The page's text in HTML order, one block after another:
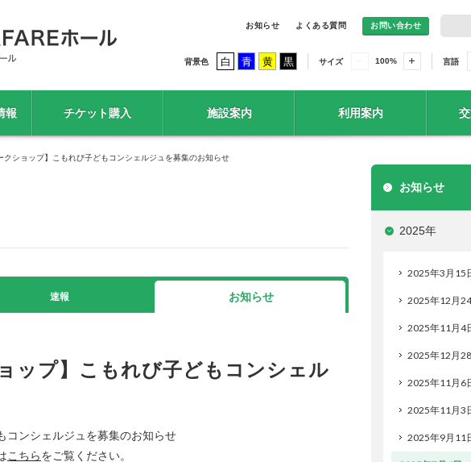
お知らせ よくある質問 お問い合わせ
背景色 白 青 黄 黒 サイズ 100% 言語
報 チケット購入 施設案内 利用案内
クショップ】こもれび子どもコンシェルジュを募集のお知らせ
速報 お知らせ
ップ】こもれび子どもコンシェル
コンシェルジュを募集のお知らせ
こちらをご覧ください。
お知らせ
2025年
2025年3月15
2025年12月
2025年11月4
2025年12月
2025年11月6
2025年11月3
2025年9月11